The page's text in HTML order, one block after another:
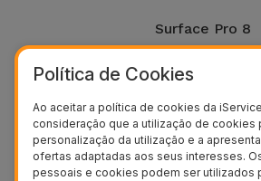
Surface Pro 8
Política de Cookies
Ao aceitar a política de cookies da
consideração que a utilização de cookies
personalização da utilização e a
ofertas adaptadas aos seus interesses.
pessoais e cookies podem ser utilizados